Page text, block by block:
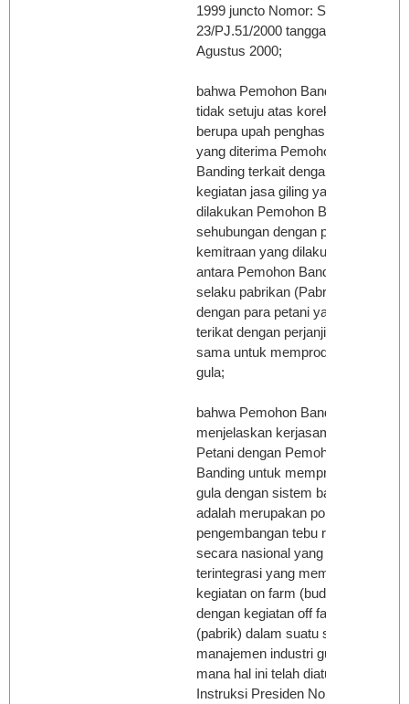
1999 juncto Nomor: SE-
23/PJ.51/2000 tanggal 14
Agustus 2000;
bahwa Pemohon Banding
tidak setuju atas koreksi
berupa upah penghasilan
yang diterima Pemohon
Banding terkait dengan
kegiatan jasa giling yang
dilakukan Pemohon Banding
sehubungan dengan pola
kemitraan yang dilakukan
antara Pemohon Banding
selaku pabrikan (Pabrik Gula)
dengan para petani yang
terikat dengan perjanjian kerja
sama untuk memproduksi
gula;
bahwa Pemohon Banding
menjelaskan kerjasama
Petani dengan Pemohon
Banding untuk memproduksi
gula dengan sistem bagi hasil
adalah merupakan pola
pengembangan tebu rakyat
secara nasional yang
terintegrasi yang memadukan
kegiatan on farm (budidaya)
dengan kegiatan off farm
(pabrik) dalam suatu sistem
manajemen industri gula yang
mana hal ini telah diatur dalam
Instruksi Presiden Nomor 5